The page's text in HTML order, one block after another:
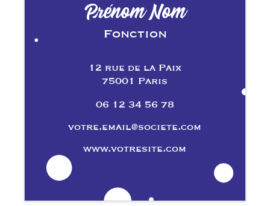
www.votresite.com
votre.email@societe.com
06 12 34 56 78
12 rue de la Paix
75001 Paris
Prénom Nom
Fonction